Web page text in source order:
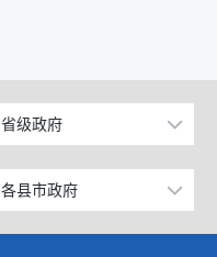
省级政府
北京
上海
广东
各县市政府
昌吉市